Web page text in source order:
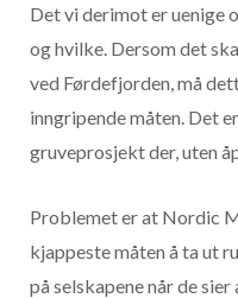
Det vi derimot er uenige
og hvilke. Dersom det
ved Førdefjorden, må
inngripende måten. Det
gruveprosjekt der, uten
Problemet er at Nordic
kjappeste måten å ta ut
på selskapene når de